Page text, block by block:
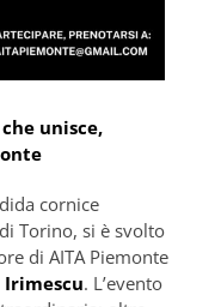
unisce,
cornice
Torino, si è svolto
di AITA Piemonte
Irimescu. L’evento